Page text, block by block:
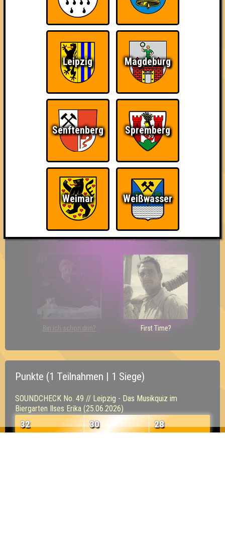
Da-Da Da! Da-Da Da! Teil der Oberschicht Knapp daneben!
So kurz vorm Sieg! The Last of Us Wir sind ERSTER?!
Streber Eindeutiger Sieg Duelist
Bin ich schon drin? First Time?
Punkte (1 Teilnahmen | 1 Siege)
SOUNDCHECK No. 49 // Leipzig - Das Musikquiz im
Biergarten Ilses Erika (25.06.2026)
32 30 28
Leipzig Magdeburg
Senftenberg Spremberg
Weimar Weißwasser